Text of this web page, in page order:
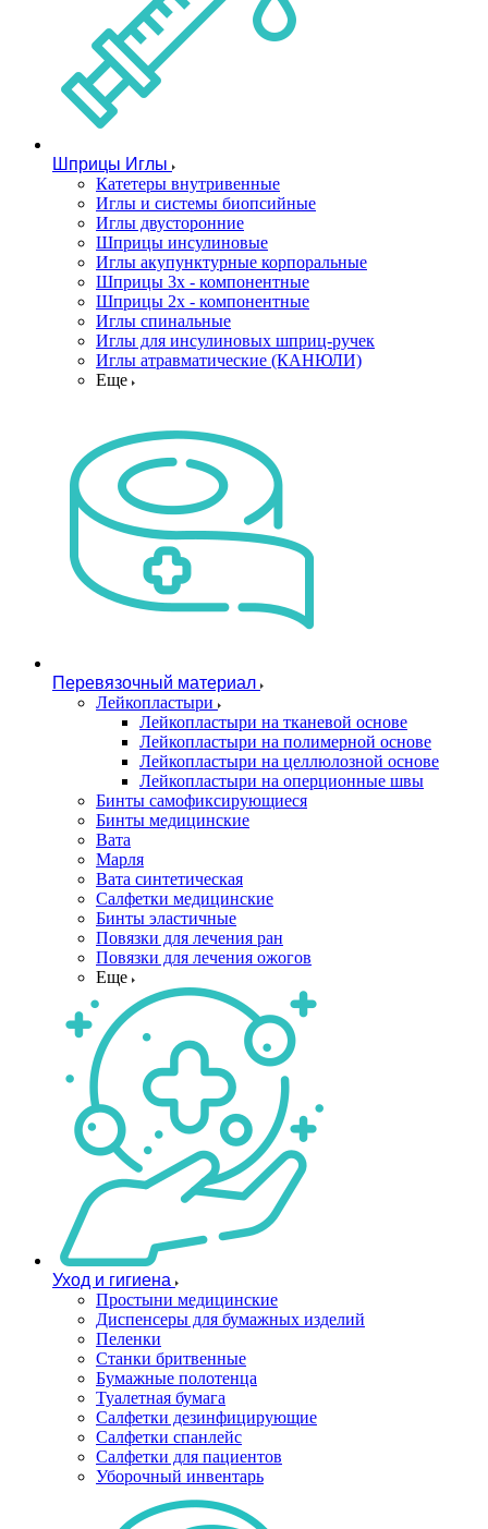
Шприцы Иглы
Катетеры внутривенные
Иглы и системы биопсийные
Иглы двусторонние
Шприцы инсулиновые
Иглы акупунктурные корпоральные
Шприцы 3х - компонентные
Шприцы 2х - компонентные
Иглы спинальные
Иглы для инсулиновых шприц-ручек
Иглы атравматические (КАНЮЛИ)
Еще
Перевязочный материал
Лейкопластыри
Лейкопластыри на тканевой основе
Лейкопластыри на полимерной основе
Лейкопластыри на целлюлозной основе
Лейкопластыри на оперционные швы
Бинты самофиксирующиеся
Бинты медицинские
Вата
Марля
Вата синтетическая
Салфетки медицинские
Бинты эластичные
Повязки для лечения ран
Повязки для лечения ожогов
Еще
Уход и гигиена
Простыни медицинские
Диспенсеры для бумажных изделий
Пеленки
Станки бритвенные
Бумажные полотенца
Туалетная бумага
Салфетки дезинфицирующие
Салфетки спанлейс
Салфетки для пациентов
Уборочный инвентарь